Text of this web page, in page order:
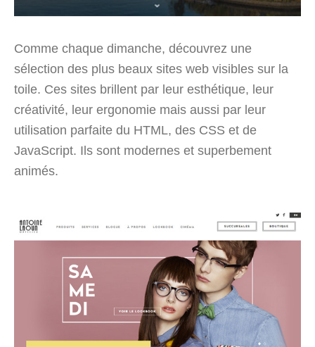
Comme chaque dimanche, découvrez une
sélection des plus beaux sites web visibles sur la
toile. Ces sites brillent par leur esthétique, leur
créativité, leur ergonomie mais aussi par leur
utilisation parfaite du HTML, des CSS et de
JavaScript. Ils sont modernes et superbement
animés.